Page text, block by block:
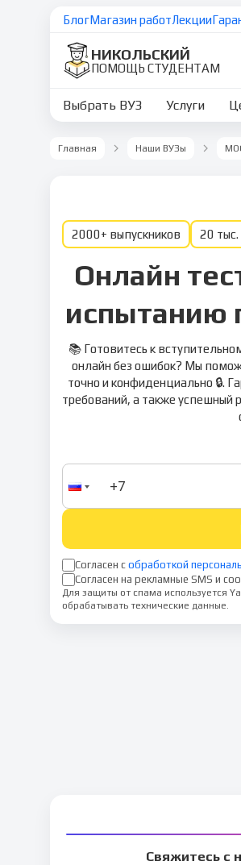
БлогМагазин работЛекции
НИКОЛЬСКИЙ
ПОМОЩЬ СТУДЕНТАМ
Выбрать ВУЗ Услуги
Главная Наши ВУЗы
2000+ выпускников 20 тыс.
Онлайн
испытанию
📚 Готовитесь к
онлайн без ошибок? Мы
точно и конфиденциально 🔒.
требований, а также успешный
Согласен с обработкой
Согласен на рекламные SMS и
Для защиты от спама используется
обрабатывать технические данные.
Свяжитесь с